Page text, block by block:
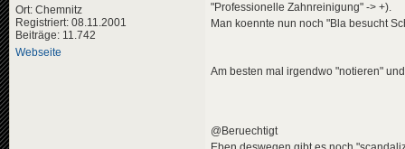
Ort: Chemnitz
Registriert: 08.11.2001
Beiträge: 11.742
Webseite
"Professionelle Zahnreinigung" -> +).
Man koennte nun noch "Bla besucht
Am besten mal irgendwo "notieren"
@Beruechtigt